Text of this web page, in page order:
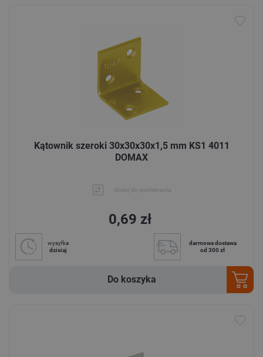
Kątownik szeroki 30x30x30x1,5 mm KS1 4011
DOMAX
dodaj do porównania
0,69 zł
wysyłka
dzisiaj
darmowa dostawa
od 300 zł
Do koszyka